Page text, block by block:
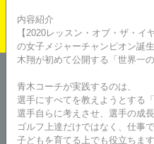
内容紹介
【2020レッスン・オブ・ザ・イ
の女子メジャーチャンピオン誕
木翔が初めて公開する「世界一の
青木コーチが実践するのは、
選手にすべてを教えようとする
選手自らに考えさせ、選手の成
ゴルフ上達だけではなく、仕事
子どもを育てる上でも役立ちます